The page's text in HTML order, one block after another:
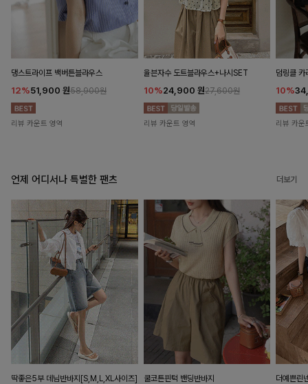
댕스트라이프 백버튼블라우스
12%51,900 원58,900원
리뷰 카운트 영역
율븐자수 도트블라우스+나시SET
10%24,900 원27,600원
리뷰 카운트 영역
덤링클 카
10%
리뷰 카운
언제 어디서나 특별한 팬츠 더보기
딱좋은5부 데님반바지[S,M,L,XL사이즈] 쿨코튼핀턱 밴딩반바지
더예쁜린